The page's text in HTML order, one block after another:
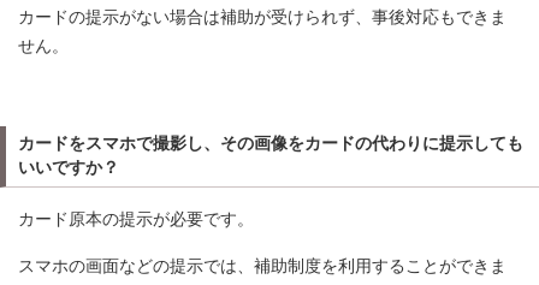
カードの提示がない場合は補助が受けられず、事後対応もできま
せん。
カードをスマホで撮影し、その画像をカードの代わりに提示しても
いいですか？
カード原本の提示が必要です。
スマホの画面などの提示では、補助制度を利用することができま